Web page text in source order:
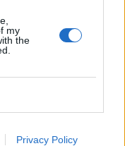
my
the
Privacy Policy